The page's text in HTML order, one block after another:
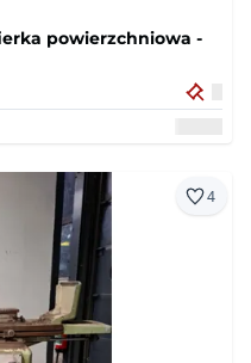
powierzchniowa -
4